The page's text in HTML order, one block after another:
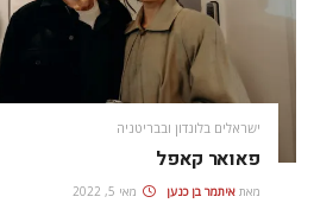
ישראלים בלונדון ובבריטניה
פאואר קאפל
מאת איתמר בן כנען מאי 5, 2022